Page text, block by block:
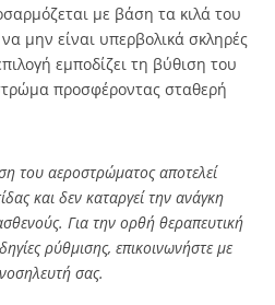
με βάση τα κιλά του
μην είναι υπερβολικά σκληρές
εμποδίζει τη βύθιση του
προσφέροντας σταθερή
του αεροστρώματος αποτελεί
και δεν καταργεί την ανάγκη
Για την ορθή θεραπευτική
ρύθμισης, επικοινωνήστε με
σας.